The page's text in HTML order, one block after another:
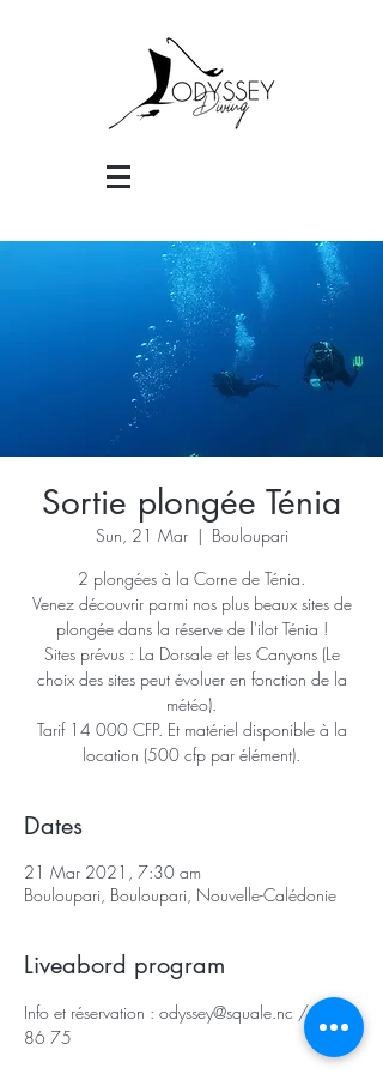
Sortie plongée Ténia
Sun, 21 Mar
  |
Bouloupari
2 plongées à la Corne de Ténia.
Venez découvrir parmi nos plus beaux sites de
plongée dans la réserve de l'ilot Ténia !
Sites prévus : La Dorsale et les Canyons (Le
choix des sites peut évoluer en fonction de la
météo).
Tarif 14 000 CFP. Et matériel disponible à la
location (500 cfp par élément).
Dates
21 Mar 2021, 7:30 am
Bouloupari, Bouloupari, Nouvelle-Calédonie
Liveabord program
Info et réservation : odyssey@squale.nc / 98
86 75